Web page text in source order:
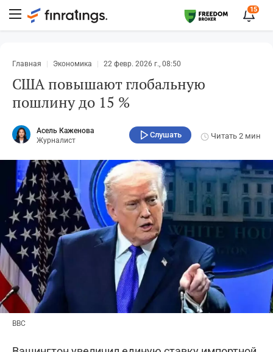
15
Главная Экономика 22 февр. 2026 г., 08:50
США повышают глобальную
пошлину до 15 %
Асель Каженова
Журналист
Слушать Читать 2 мин
BBC